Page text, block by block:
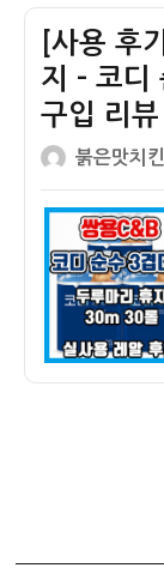
[사용 후
지 – 코
구입 리뷰
글
쓴
이
붉은맛치킨